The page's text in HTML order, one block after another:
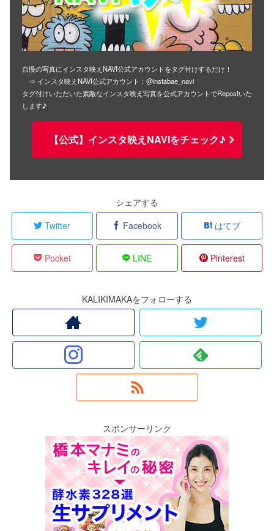
自慢の写真にインスタ映えNAVI公式アカウントをタグ付けするだけ！
⇒ インスタ映えNAVI公式アカウント：@instabae_navi
タグ付けいただいた素敵なインスタ映え写真を公式アカウントでRepostいた
します♪
【公式】インスタ映えNAVIをチェック♪
シェアする
Twitter
Facebook はてブ
Pocket LINE Pinterest
KALIKIMAKAをフォローする
スポンサーリンク